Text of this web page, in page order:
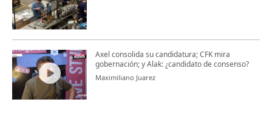
Axel consolida su candidatura; CFK mira
gobernación; y Alak: ¿candidato de consenso?
Maximiliano Juarez